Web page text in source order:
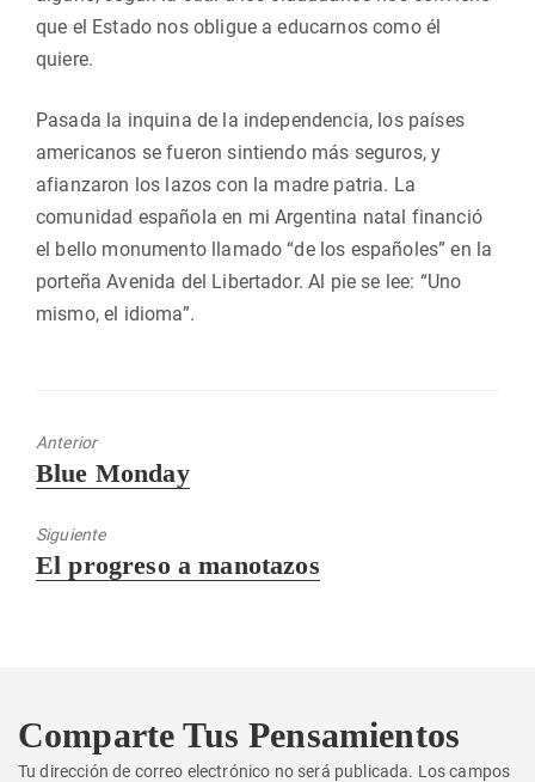
que el Estado nos obligue a educarnos como él
quiere.
Pasada la inquina de la independencia, los países
americanos se fueron sintiendo más seguros, y
afianzaron los lazos con la madre patria. La
comunidad española en mi Argentina natal financió
el bello monumento llamado “de los españoles” en la
porteña Avenida del Libertador. Al pie se lee: “Uno
mismo, el idioma”.
Anterior
Entrada
Blue Monday
Siguiente
Entrada
El progreso a manotazos
Comparte Tus Pensamientos
Tu dirección de correo electrónico no será publicada. Los campos